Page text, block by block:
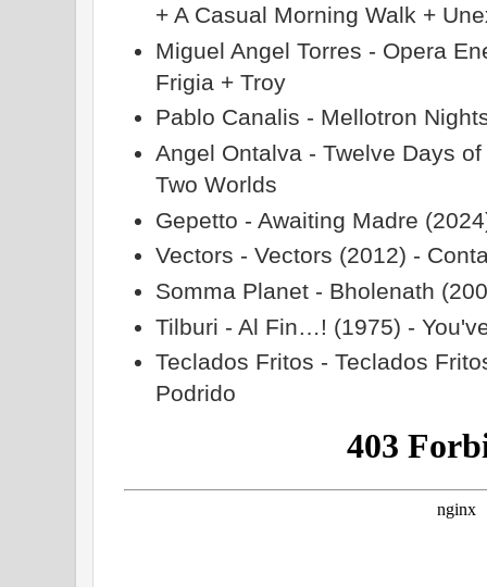
+ A Casual Morning Walk +
Miguel Angel Torres - Opera
Frigia + Troy
Pablo Canalis - Mellotron
Angel Ontalva - Twelve Days
Two Worlds
Gepetto - Awaiting Madre
Vectors - Vectors (2012) -
Somma Planet - Bholenath
Tilburi - Al Fin…! (1975) -
Teclados Fritos - Teclados
Podrido